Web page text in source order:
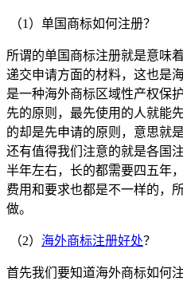
（1）单国商标如何注册？
所谓的单国商标注册就是意味
递交申请方面的材料，这也是
是一种海外商标区域性产权保
先的原则，最先使用的人就能
的却是先申请的原则，意思就
还有值得我们注意的就是各国
半年左右，长的都需要四五年
费用和要求也都是不一样的，
做。
（2） 海外商标注册好处？
首先我们要知道海外商标如何